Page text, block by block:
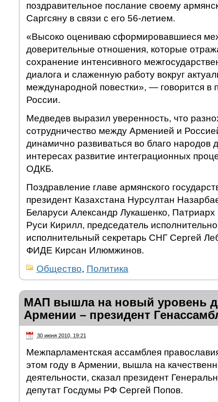
поздравительное послание своему
Саргсяну в связи с его 56-летием.
«Высоко оцениваю сформировавшиеся
доверительные отношения, которые
сохранение интенсивного
диалога и слаженную работу вокруг
международной повестки», — говорится в
России.
Медведев выразил уверенность, что
сотрудничество между Арменией и
динамично развиваться во благо народов
интересах развитие интеграционных
ОДКБ.
Поздравление главе армянского
президент Казахстана Нурсултан
Беларуси Александр Лукашенко,
Руси Кирилл, председатель
исполнительный секретарь СНГ Сергей
ФИДЕ Кирсан Илюмжинов.
Общество, Политика
МАП вышла на новый уровень
Армении – президент
30 июня 2010, 19:21
Межпарламентская ассамблея
этом году в Армении, вышла на
деятельности, сказал президент
депутат Госдумы РФ Сергей Попов.